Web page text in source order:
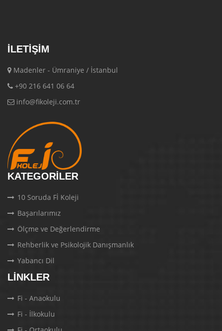
İLETIŞIM
Madenler - Ümraniye / İstanbul
+90 216 641 06 64
info@fikoleji.com.tr
KATEGORILER
10 Soruda Fİ Koleji
Başarılarımız
Ölçme ve Değerlendirme
Rehberlik ve Psikolojik Danışmanlık
Yabancı Dil
LINKLER
Fi - Anaokulu
Fi - İlkokulu